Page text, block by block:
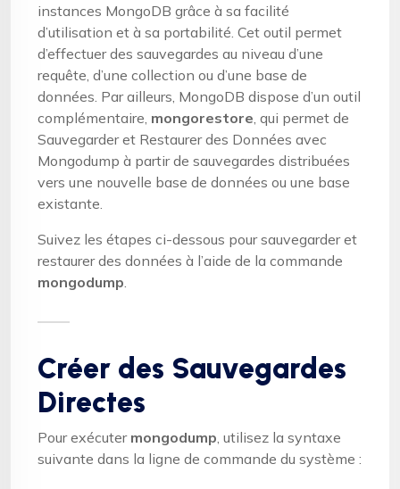
instances MongoDB grâce à sa facilité
d’utilisation et à sa portabilité. Cet outil permet
d’effectuer des sauvegardes au niveau d’une
requête, d’une collection ou d’une base de
données. Par ailleurs, MongoDB dispose d’un outil
complémentaire, mongorestore , qui permet de
Sauvegarder et Restaurer des Données avec
Mongodump à partir de sauvegardes distribuées
vers une nouvelle base de données ou une base
existante.
Suivez les étapes ci-dessous pour sauvegarder et
restaurer des données à l’aide de la commande
mongodump
Créer des Sauvegardes
Directes
Pour exécuter mongodump , utilisez la syntaxe
suivante dans la ligne de commande du système :